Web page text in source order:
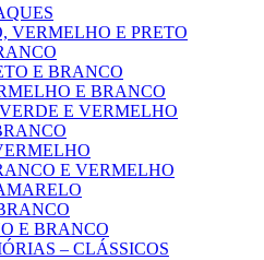
VERMELHO E PRETO
E BRANCO
E BRANCO
E VERMELHO
E VERMELHO
E BRANCO
– CLÁSSICOS